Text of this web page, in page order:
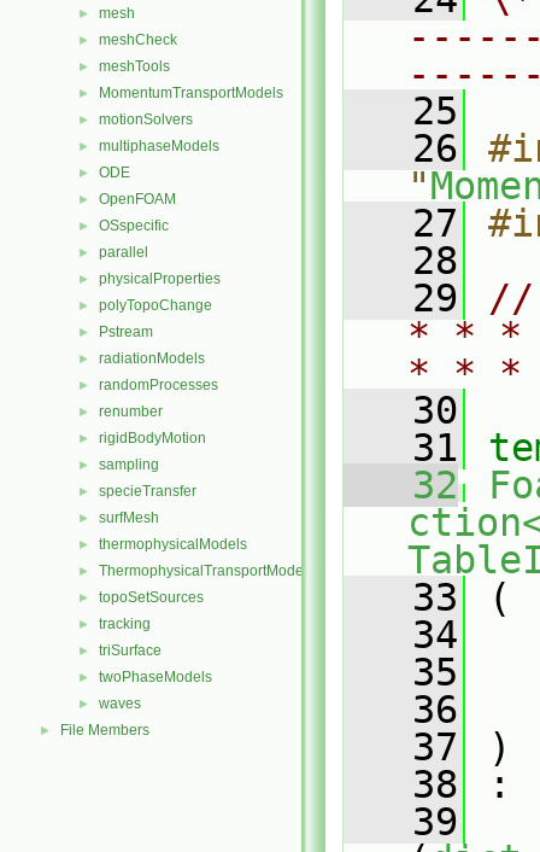
► mesh
► meshCheck
► meshTools
► MomentumTransportModels
► motionSolvers
► multiphaseModels
► ODE
► OpenFOAM
► OSspecific
► parallel
► physicalProperties
► polyTopoChange
► Pstream
► radiationModels
► randomProcesses
► renumber
► rigidBodyMotion
► sampling
► specieTransfer
► surfMesh
► thermophysicalModels
► ThermophysicalTransportModels
► topoSetSources
► tracking
► triSurface
► twoPhaseModels
► waves
► File Members
   25
   26
"
   27
   28
   29
//
* * *
* *
   30
   31
   32
   33
(
   34
   35
   36
   37
)
   38
:
   39